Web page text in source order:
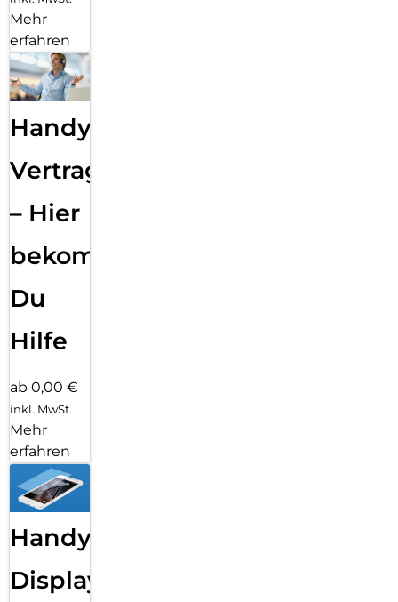
Mehr
erfahren
Handy
Vertragsabwicklung
– Hier
bekommst
Du
Hilfe
ab 0,00 €
inkl. MwSt.
Mehr
erfahren
Handy
Displayfolie